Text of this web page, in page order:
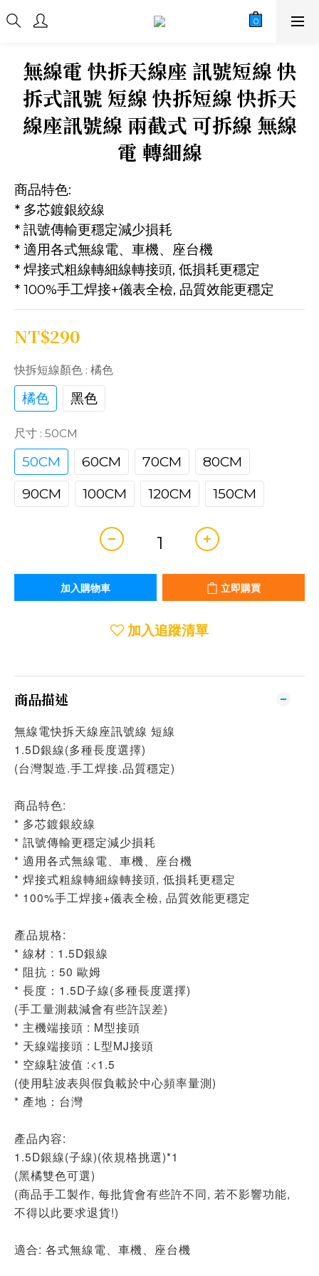
無線電 快拆天線座 訊號短線 快
拆式訊號 短線 快拆短線 快拆天
線座訊號線 兩截式 可拆線 無線
電 轉細線
商品特色:
* 多芯鍍銀絞線
* 訊號傳輸更穩定減少損耗
* 適用各式無線電、車機、座台機
* 焊接式粗線轉細線轉接頭, 低損耗更穩定
* 100%手工焊接+儀表全檢, 品質效能更穩定
NT$290
快拆短線顏色 : 橘色
橘色 黑色
尺寸 : 50CM
50CM 60CM 70CM
80CM
90CM
100CM 120CM 150CM
加入購物車 立即購買
加入追蹤清單
商品描述
無線電快拆天線座訊號線 短線
1.5D銀線(多種長度選擇)
(台灣製造.手工焊接.品質穩定)
商品特色:
* 多芯鍍銀絞線
* 訊號傳輸更穩定減少損耗
* 適用各式無線電、車機、座台機
* 焊接式粗線轉細線轉接頭, 低損耗更穩定
* 100%手工焊接+儀表全檢, 品質效能更穩定
產品規格:
* 線材 : 1.5D銀線
* 阻抗：50 歐姆
* 長度：1.5D子線(多種長度選擇)
(手工量測裁減會有些許誤差)
* 主機端接頭 : M型接頭
* 天線端接頭 : L型MJ接頭
* 空線駐波值 :<1.5
(使用駐波表與假負載於中心頻率量測)
* 產地：台灣
產品內容:
1.5D銀線(子線)(依規格挑選)*1
(黑橘雙色可選)
(商品手工製作, 每批貨會有些許不同, 若不影響功能,
不得以此要求退貨!)
適合: 各式無線電、車機、座台機